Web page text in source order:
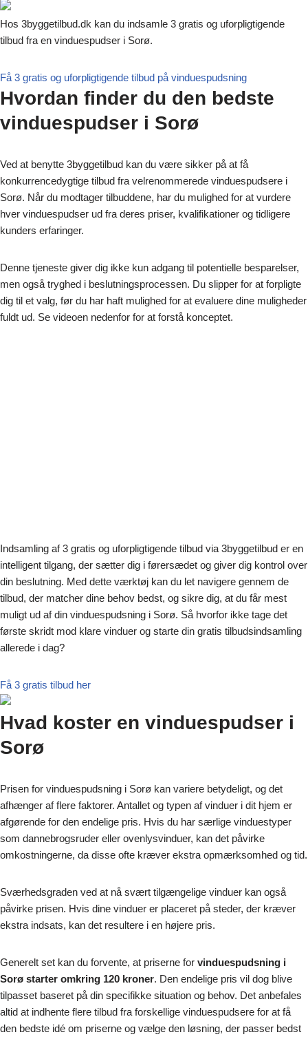
Hos 3byggetilbud.dk kan du indsamle 3 gratis og uforpligtigende
tilbud fra en vinduespudser i Sorø.
Få 3 gratis og uforpligtigende tilbud på vinduespudsning
Hvordan finder du den bedste
vinduespudser i Sorø
Ved at benytte 3byggetilbud kan du være sikker på at få
konkurrencedygtige tilbud fra velrenommerede vinduespudsere i
Sorø. Når du modtager tilbuddene, har du mulighed for at vurdere
hver vinduespudser ud fra deres priser, kvalifikationer og tidligere
kunders erfaringer.
Denne tjeneste giver dig ikke kun adgang til potentielle besparelser,
men også tryghed i beslutningsprocessen. Du slipper for at forpligte
dig til et valg, før du har haft mulighed for at evaluere dine muligheder
fuldt ud. Se videoen nedenfor for at forstå konceptet.
Indsamling af 3 gratis og uforpligtigende tilbud via 3byggetilbud er en
intelligent tilgang, der sætter dig i førersædet og giver dig kontrol over
din beslutning. Med dette værktøj kan du let navigere gennem de
tilbud, der matcher dine behov bedst, og sikre dig, at du får mest
muligt ud af din vinduespudsning i Sorø. Så hvorfor ikke tage det
første skridt mod klare vinduer og starte din gratis tilbudsindsamling
allerede i dag?
Få 3 gratis tilbud her
Hvad koster en vinduespudser i
Sorø
Prisen for vinduespudsning i Sorø kan variere betydeligt, og det
afhænger af flere faktorer. Antallet og typen af vinduer i dit hjem er
afgørende for den endelige pris. Hvis du har særlige vinduestyper
som dannebrogsruder eller ovenlysvinduer, kan det påvirke
omkostningerne, da disse ofte kræver ekstra opmærksomhed og tid.
Sværhedsgraden ved at nå svært tilgængelige vinduer kan også
påvirke prisen. Hvis dine vinduer er placeret på steder, der kræver
ekstra indsats, kan det resultere i en højere pris.
Generelt set kan du forvente, at priserne for vinduespudsning i
Sorø starter omkring 120 kroner. Den endelige pris vil dog blive
tilpasset baseret på din specifikke situation og behov. Det anbefales
altid at indhente flere tilbud fra forskellige vinduespudsere for at få
den bedste idé om priserne og vælge den løsning, der passer bedst